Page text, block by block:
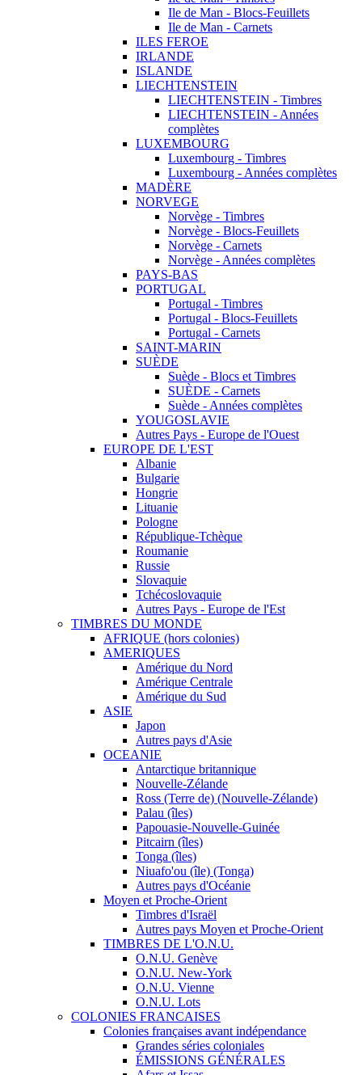
Ile de Man - Blocs-Feuillets
Ile de Man - Carnets
ILES FEROE
IRLANDE
ISLANDE
LIECHTENSTEIN
LIECHTENSTEIN - Timbres
LIECHTENSTEIN - Années
complètes
LUXEMBOURG
Luxembourg - Timbres
Luxembourg - Années complètes
MADÈRE
NORVEGE
Norvège - Timbres
Norvège - Blocs-Feuillets
Norvège - Carnets
Norvège - Années complètes
PAYS-BAS
PORTUGAL
Portugal - Timbres
Portugal - Blocs-Feuillets
Portugal - Carnets
SAINT-MARIN
SUÈDE
Suède - Blocs et Timbres
SUÈDE - Carnets
Suède - Années complètes
YOUGOSLAVIE
Autres Pays - Europe de l'Ouest
EUROPE DE L'EST
Albanie
Bulgarie
Hongrie
Lituanie
Pologne
République-Tchèque
Roumanie
Russie
Slovaquie
Tchécoslovaquie
Autres Pays - Europe de l'Est
TIMBRES DU MONDE
AFRIQUE (hors colonies)
AMERIQUES
Amérique du Nord
Amérique Centrale
Amérique du Sud
ASIE
Japon
Autres pays d'Asie
OCEANIE
Antarctique britannique
Nouvelle-Zélande
Ross (Terre de) (Nouvelle-Zélande)
Palau (îles)
Papouasie-Nouvelle-Guinée
Pitcairn (îles)
Tonga (îles)
Niuafo'ou (île) (Tonga)
Autres pays d'Océanie
Moyen et Proche-Orient
Timbres d'Israël
Autres pays Moyen et Proche-Orient
TIMBRES DE L'O.N.U.
O.N.U. Genève
O.N.U. New-York
O.N.U. Vienne
O.N.U. Lots
COLONIES FRANCAISES
Colonies françaises avant indépendance
Grandes séries coloniales
ÉMISSIONS GÉNÉRALES